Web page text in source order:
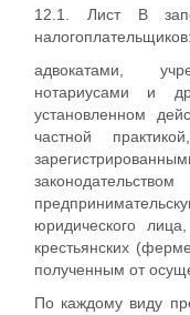
12.1. Лист В
налогоплательщиков:
адвокатами,
нотариусами и
установленном
частной
юридического
крестьянских
полученным от
По каждому виду